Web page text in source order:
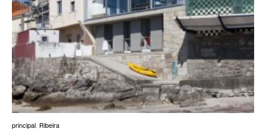
principal Ribeira